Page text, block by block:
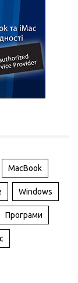
MacBook
Windows
Програми